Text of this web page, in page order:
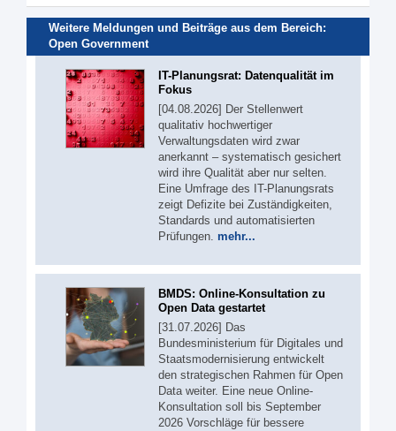
Weitere Meldungen und Beiträge aus dem Bereich:
Open Government
IT-Planungsrat: Datenqualität im
Fokus
[04.08.2026] Der Stellenwert
qualitativ hochwertiger
Verwaltungsdaten wird zwar
anerkannt – systematisch gesichert
wird ihre Qualität aber nur selten.
Eine Umfrage des IT-Planungsrats
zeigt Defizite bei Zuständigkeiten,
Standards und automatisierten
Prüfungen. mehr...
BMDS: Online-Konsultation zu
Open Data gestartet
[31.07.2026] Das
Bundesministerium für Digitales und
Staatsmodernisierung entwickelt
den strategischen Rahmen für Open
Data weiter. Eine neue Online-
Konsultation soll bis September
2026 Vorschläge für bessere